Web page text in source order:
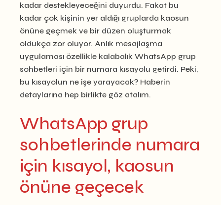
kadar destekleyeceğini duyurdu. Fakat bu
kadar çok kişinin yer aldığı gruplarda kaosun
önüne geçmek ve bir düzen oluşturmak
oldukça zor oluyor. Anlık mesajlaşma
uygulaması özellikle kalabalık WhatsApp grup
sohbetleri için bir numara kısayolu getirdi. Peki,
bu kısayolun ne işe yarayacak? Haberin
detaylarına hep birlikte göz atalım.
WhatsApp grup
sohbetlerinde numara
için kısayol, kaosun
önüne geçecek